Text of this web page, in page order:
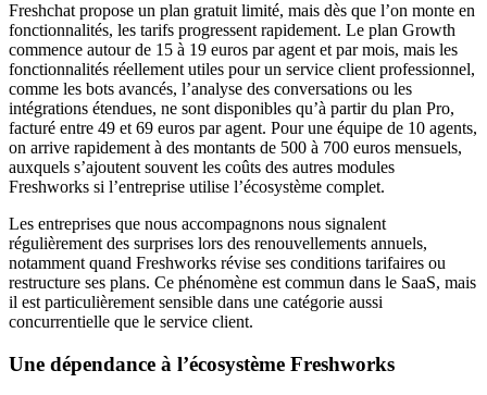
Freshchat propose un plan gratuit limité, mais dès que l’on monte en
fonctionnalités, les tarifs progressent rapidement. Le plan Growth
commence autour de 15 à 19 euros par agent et par mois, mais les
fonctionnalités réellement utiles pour un service client professionnel,
comme les bots avancés, l’analyse des conversations ou les
intégrations étendues, ne sont disponibles qu’à partir du plan Pro,
facturé entre 49 et 69 euros par agent. Pour une équipe de 10 agents,
on arrive rapidement à des montants de 500 à 700 euros mensuels,
auxquels s’ajoutent souvent les coûts des autres modules
Freshworks si l’entreprise utilise l’écosystème complet.
Les entreprises que nous accompagnons nous signalent
régulièrement des surprises lors des renouvellements annuels,
notamment quand Freshworks révise ses conditions tarifaires ou
restructure ses plans. Ce phénomène est commun dans le SaaS, mais
il est particulièrement sensible dans une catégorie aussi
concurrentielle que le service client.
Une dépendance à l’écosystème Freshworks